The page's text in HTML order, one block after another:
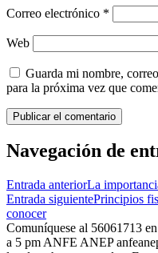
Correo electrónico *
Web
Guarda mi nombre,
para la próxima vez que
Navegación de
Entrada anteriorLa
Entrada siguientePrincipios
conocer
Comuníquese al 56061713
a 5 pm ANFE ANEP